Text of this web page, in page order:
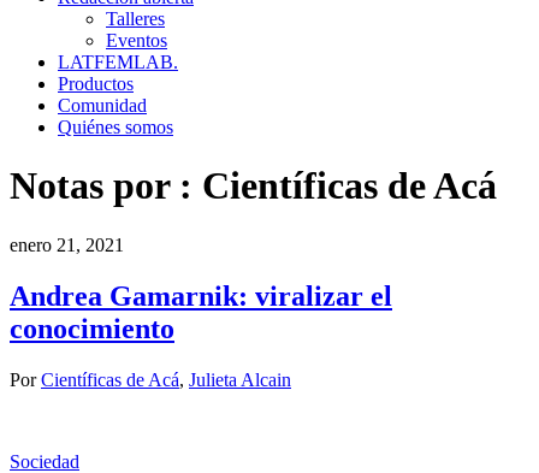
Talleres
Eventos
LATFEMLAB.
Productos
Comunidad
Quiénes somos
Notas por : Científicas de Acá
enero 21, 2021
Andrea Gamarnik: viralizar el
conocimiento
PorCientíficas de Acá, Julieta Alcain
Sociedad